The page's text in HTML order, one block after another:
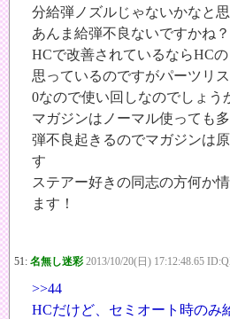
分給弾ノズルじゃないかなと
あんま給弾不良ないですかね？
HCで改善されているならHC
思っているのですがパーツリ
0なので使い回しなのでしょう
マガジンはノーマル使っても
弾不良起きるのでマガジンは
す
ステアー好きの同志の方何か
ます！
51: 名無し迷彩 2013/10/20(日) 17:12:48.65
>>44
HCだけど、セミオート時のみ